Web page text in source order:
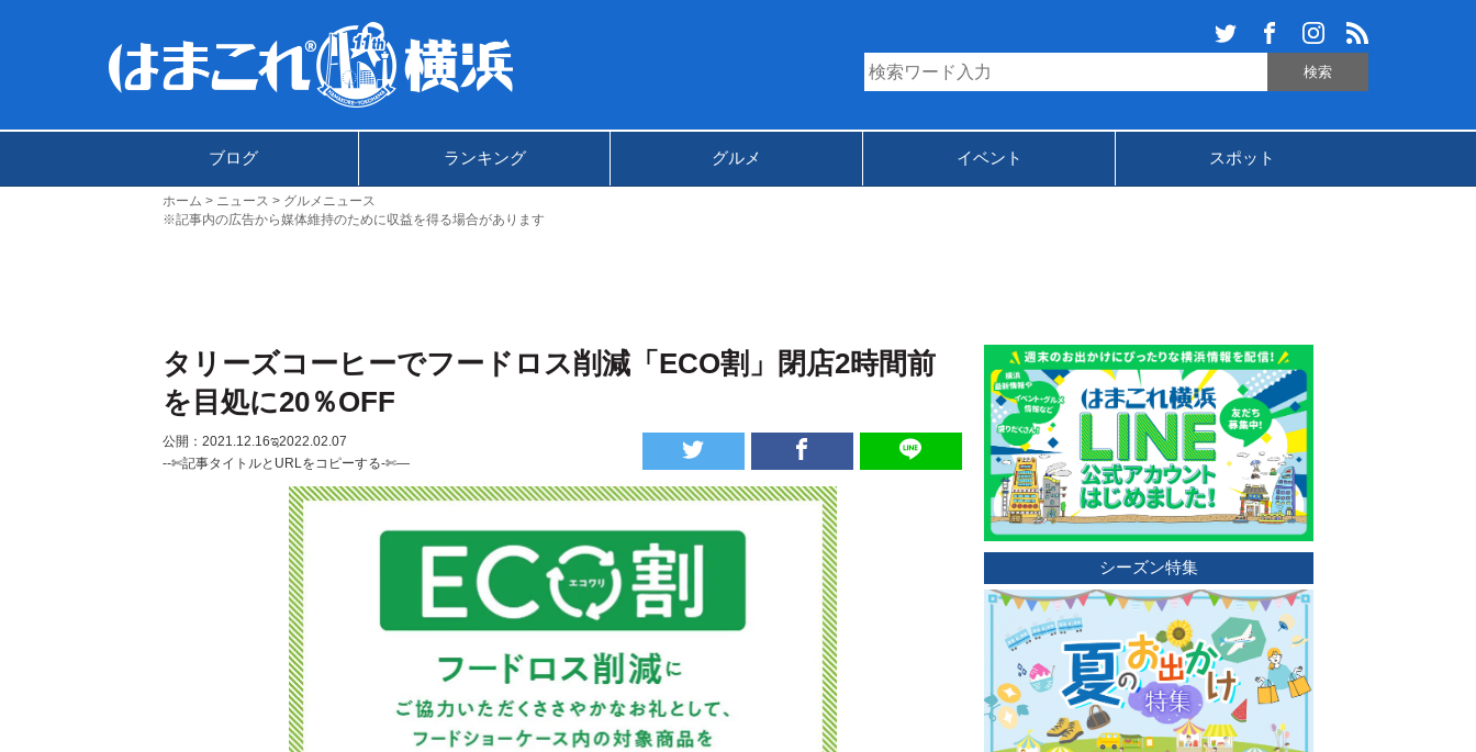
ブログ ランキング グルメ イベント スポット
ホーム ニュース
グルメニュース
※記事内の広告から媒体維持のために収益を得る場合があります
タリーズコーヒーでフードロス削減「ECO割」閉店2時間前
を目処に20％OFF
公開：2021.12.16ಇ2022.02.07
--✄記事タイトルとURLをコピーする-✄—
シーズン特集